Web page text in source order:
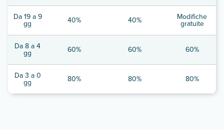
Da 19 a 9
gg 40% 40% Modifiche
gratuite
Da 8 a 4
gg 60% 60% 60%
Da 3 a 0
gg 80% 80% 80%